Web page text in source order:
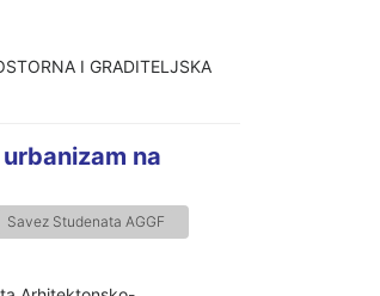
I GRADITELJSKA
na
Savez Studenata AGGF